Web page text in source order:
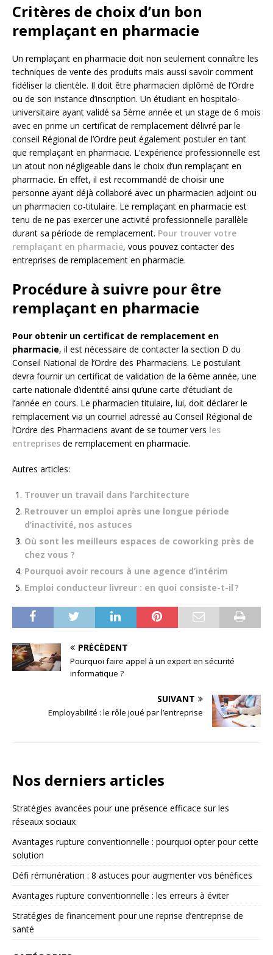
Critères de choix d’un bon
remplaçant en pharmacie
Un remplaçant en pharmacie doit non seulement connaître les
techniques de vente des produits mais aussi savoir comment
fidéliser la clientèle. Il doit être pharmacien diplômé de l’Ordre
ou de son instance d’inscription. Un étudiant en hospitalo-
universitaire ayant validé sa 5ème année et un stage de 6 mois
avec en prime un certificat de remplacement délivré par le
conseil Régional de l’Ordre peut également postuler en tant
que remplaçant en pharmacie. L’expérience professionnelle est
un atout non négligeable dans le choix d’un remplaçant en
pharmacie. En effet, il est recommandé de choisir une
personne ayant déjà collaboré avec un pharmacien adjoint ou
un pharmacien co-titulaire. Le remplaçant en pharmacie est
tenu de ne pas exercer une activité professionnelle parallèle
durant sa période de remplacement. Pour trouver votre
remplaçant en pharmacie, vous pouvez contacter des
entreprises de remplacement en pharmacie.
Procédure à suivre pour être
remplaçant en pharmacie
Pour obtenir un certificat de remplacement en
pharmacie, il est nécessaire de contacter la section D du
Conseil National de l’Ordre des Pharmaciens. Le postulant
devra fournir un certificat de validation de la 6ème année, une
carte nationale d’identité ainsi qu’une carte d’étudiant de
l’année en cours. Le pharmacien titulaire, lui, doit déclarer le
remplacement via un courriel adressé au Conseil Régional de
l’Ordre des Pharmaciens avant de se tourner vers les
entreprises de remplacement en pharmacie.
Autres articles:
Trouver un travail dans l’architecture
Retrouver un emploi après une longue période
d’inactivité, nos astuces
Où sont les meilleurs espaces de coworking près de
chez vous ?
Pourquoi avoir recours à une agence d’intérim
Emploi conducteur livreur : en quoi consiste-t-il ?
PRÉCÉDENT
Pourquoi faire appel à un expert en sécurité
informatique ?
SUIVANT
Employabilité : le rôle joué par l’entreprise
Nos derniers articles
Stratégies avancées pour une présence efficace sur les
réseaux sociaux
Avantages rupture conventionnelle : pourquoi opter pour cette
solution
Défi rémunération : 8 astuces pour augmenter vos bénéfices
Avantages rupture conventionnelle : les erreurs à éviter
Stratégies de financement pour une reprise d’entreprise de
santé